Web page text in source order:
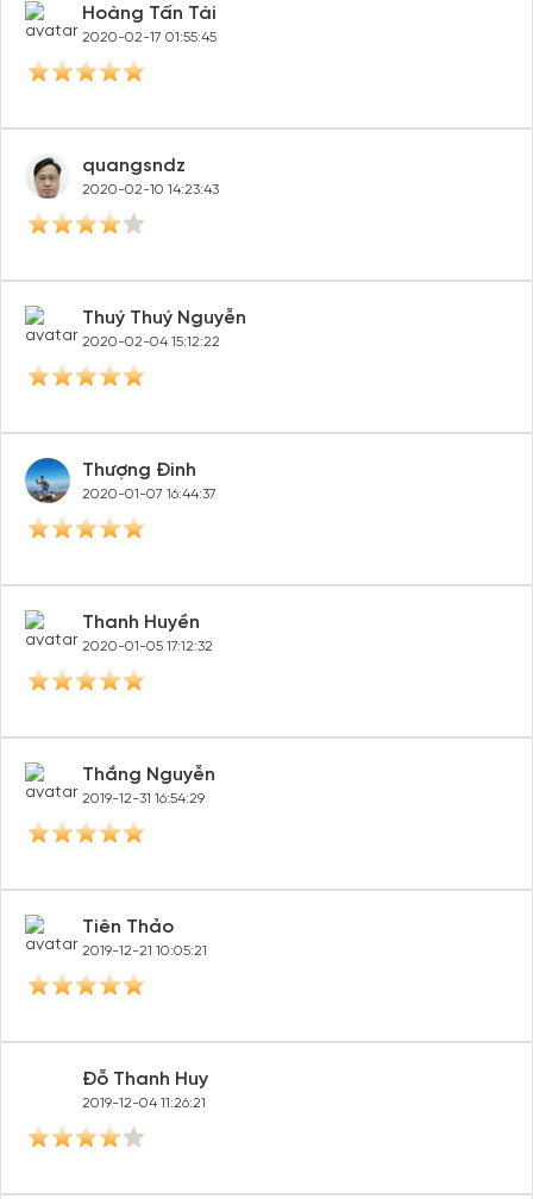
Hoàng Tấn Tài
2020-02-17 01:55:45
quangsndz
2020-02-10 14:23:43
Thuý Thuý Nguyễn
2020-02-04 15:12:22
Thượng Đinh
2020-01-07 16:44:37
Thanh Huyền
2020-01-05 17:12:32
Thắng Nguyễn
2019-12-31 16:54:29
Tiên Thảo
2019-12-21 10:05:21
Đỗ Thanh Huy
2019-12-04 11:26:21